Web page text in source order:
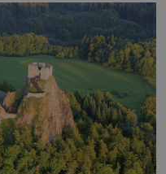
Dumas ve městě